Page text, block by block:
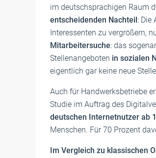
im deutschsprachigen Raum
entscheidenden Nachteil: Die
Interessenten zu vergrößern,
Mitarbeitersuche: das
Stellenangeboten in sozialen
eigentlich gar keine neue
Auch für Handwerksbetriebe
Studie im Auftrag des
deutschen Internetnutzer ab
Menschen. Für 70 Prozent
Im Vergleich zu klassischen